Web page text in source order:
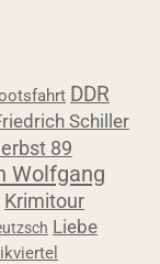
DDR
Schiller
89
Wolfgang
Krimitour
Liebe